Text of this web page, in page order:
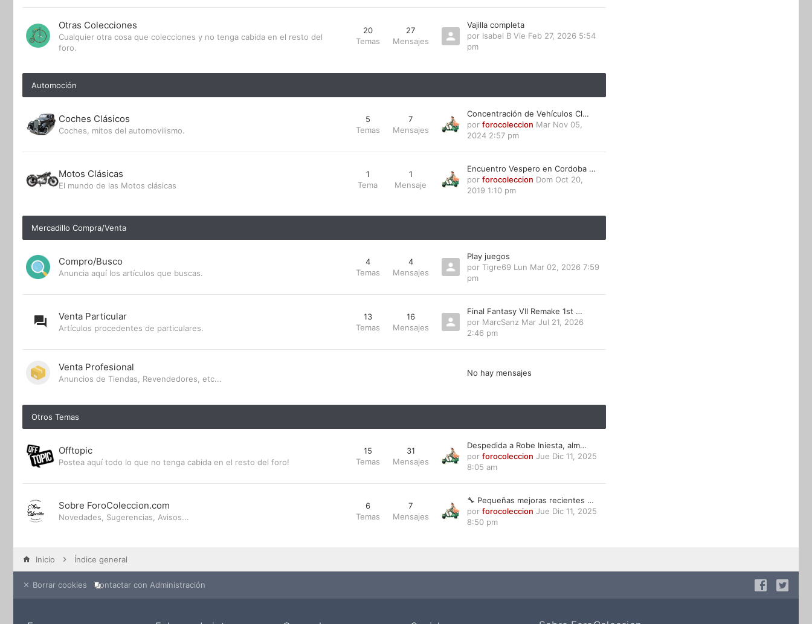
Otras Colecciones
Cualquier otra cosa que colecciones y no tenga cabida en el resto del
foro.
20
Temas
27
Mensajes
Vajilla completa
por Isabel B Vie Feb 27, 2026 5:54
pm
Automoción
Coches Clásicos
Coches, mitos del automovilismo.
5
Temas
7
Mensajes
Concentración de Vehículos Cl…
por forocoleccion Mar Nov 05,
2024 2:57 pm
Motos Clásicas
El mundo de las Motos clásicas
1
Tema
1
Mensaje
Encuentro Vespero en Cordoba …
por forocoleccion Dom Oct 20,
2019 1:10 pm
Mercadillo Compra/Venta
Compro/Busco
Anuncia aquí los artículos que buscas.
4
Temas
4
Mensajes
Play juegos
por Tigre69 Lun Mar 02, 2026 7:59
pm
Venta Particular
Artículos procedentes de particulares.
13
Temas
16
Mensajes
Final Fantasy VII Remake 1st …
por MarcSanz Mar Jul 21, 2026
2:46 pm
Venta Profesional
Anuncios de Tiendas, Revendedores, etc...
No hay mensajes
Otros Temas
Offtopic
Postea aquí todo lo que no tenga cabida en el resto del foro!
15
Temas
31
Mensajes
Despedida a Robe Iniesta, alm…
por forocoleccion Jue Dic 11, 2025
8:05 am
Sobre ForoColeccion.com
Novedades, Sugerencias, Avisos...
6
Temas
7
Mensajes
🔧 Pequeñas mejoras recientes …
por forocoleccion Jue Dic 11, 2025
8:50 pm
Inicio Índice general
Borrar cookies Contactar con Administración